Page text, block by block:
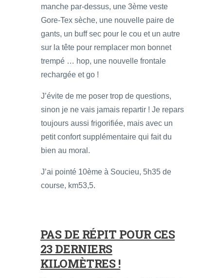
manche par-dessus, une 3ème veste
Gore-Tex sèche, une nouvelle paire de
gants, un buff sec pour le cou et un autre
sur la tête pour remplacer mon bonnet
trempé … hop, une nouvelle frontale
rechargée et go !
J’évite de me poser trop de questions,
sinon je ne vais jamais repartir ! Je repars
toujours aussi frigorifiée, mais avec un
petit confort supplémentaire qui fait du
bien au moral.
J’ai pointé 10ème à Soucieu, 5h35 de
course, km53,5.
PAS DE RÉPIT POUR CES
23 DERNIERS
KILOMÈTRES !